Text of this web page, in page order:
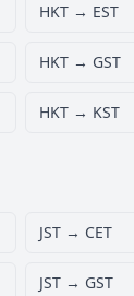
HKT → EST
HKT → GST
HKT → KST
JST → CET
JST → GST